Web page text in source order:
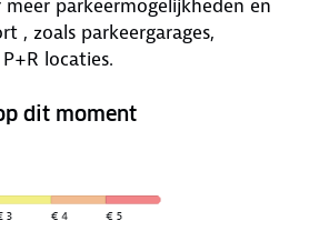
parkeermogelijkheden en
, zoals parkeergarages,
locaties.
dit moment